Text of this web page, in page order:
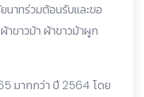
นาทร่วมต้อนรับและขอ
าขาวม้า ผ้าขาวม้าผูก
มากกว่า ปี 2564 โดย